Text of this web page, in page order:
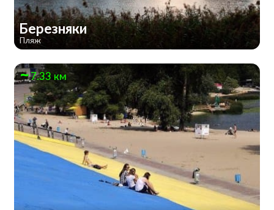
Березняки
Пляж
7.33 км